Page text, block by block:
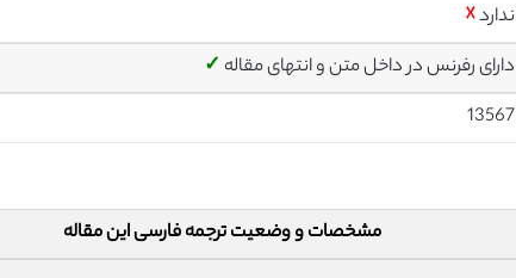
ندارد☓
دارای رفرنس در داخل متن و انتهای مقاله ✓
13567
مشخصات و وضعیت ترجمه فارسی این مقاله